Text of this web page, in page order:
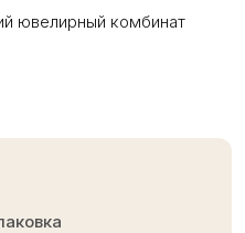
ювелирный комбинат